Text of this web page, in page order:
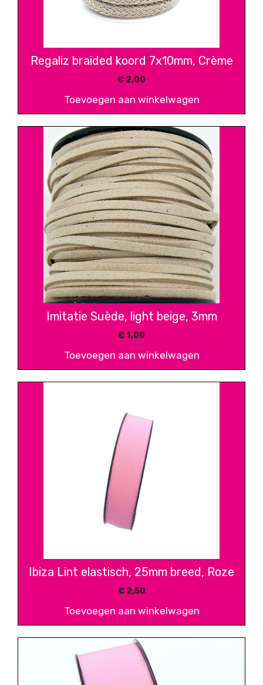
Regaliz braided koord 7x10mm, Crème
€ 2,00
Toevoegen aan winkelwagen
Imitatie Suède, light beige, 3mm
€1,00
Toevoegen aan winkelwagen
Ibiza Lint elastisch, 25mm breed, Roze
€2,50
Toevoegen aan winkelwagen